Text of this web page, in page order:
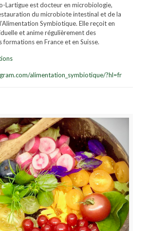
Lartigue est docteur en microbiologie,
du microbiote intestinal et de la
Symbiotique. Elle reçoit en
et anime régulièrement des
formations en France et en Suisse.
alimentation_symbiotique/?hl=fr